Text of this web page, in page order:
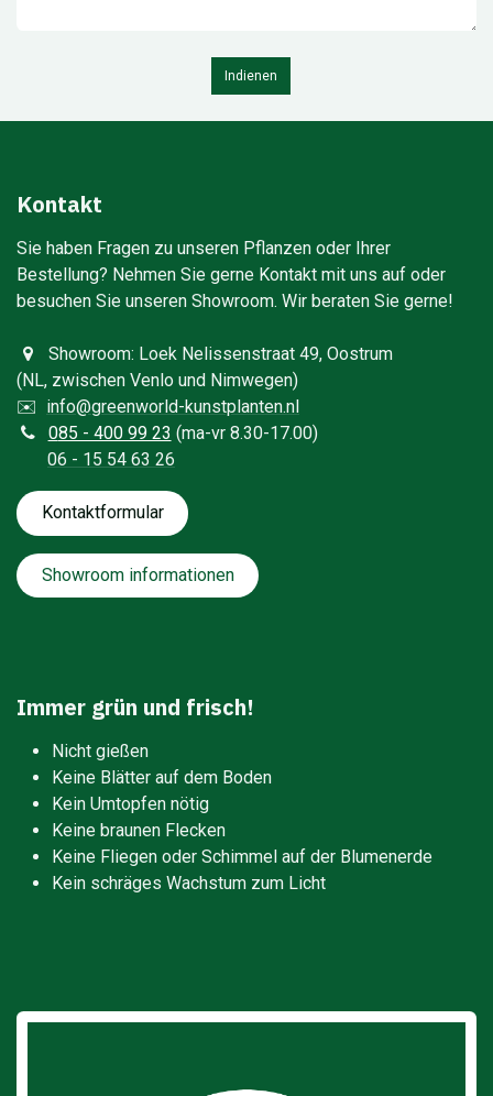
Indienen
Kontakt
Sie haben Fragen zu unseren Pflanzen oder Ihrer
Bestellung? Nehmen Sie gerne Kontakt mit uns auf oder
besuchen Sie unseren Showroom. Wir beraten Sie gerne!​
Showroom: Loek Nelissenstraat 49, Oostrum
(NL, zwischen Venlo und Nimwegen)
✉️ info@greenworld-kunstplanten.nl
085 - 400 99 23 (ma-vr 8.30-17.00)
06 - 15 54 63 26
Kontaktfo​​​​​​​​rmular
Showroom informationen
Immer grün und frisch!
Nicht gießen
Keine Blätter auf dem Boden
Kein Umtopfen nötig
Keine braunen Flecken
Keine Fliegen oder Schimmel auf der Blumenerde
Kein schräges Wachstum zum Licht